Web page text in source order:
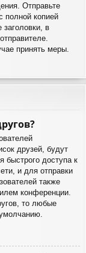
Отправьте
полной копией
в
принять меры.
друзей, будут
быстрого доступа к
и для отправки
также
конференции.
то любые